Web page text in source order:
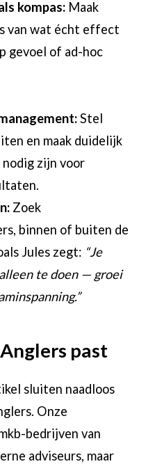
kompas: Maak
van wat écht effect
gevoel of ad-hoc
Stel
en maak duidelijk
zijn voor
Zoek
binnen of buiten de
Jules zegt: “Je
te doen — groei
past
sluiten naadloos
Onze
bedrijven van
adviseurs, maar